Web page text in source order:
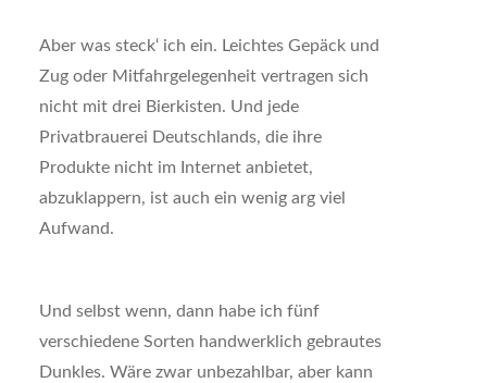
Aber was steck‘ ich ein. Leichtes Gepäck und
Zug oder Mitfahrgelegenheit vertragen sich
nicht mit drei Bierkisten. Und jede
Privatbrauerei Deutschlands, die ihre
Produkte nicht im Internet anbietet,
abzuklappern, ist auch ein wenig arg viel
Aufwand.
Und selbst wenn, dann habe ich fünf
verschiedene Sorten handwerklich gebrautes
Dunkles. Wäre zwar unbezahlbar, aber kann